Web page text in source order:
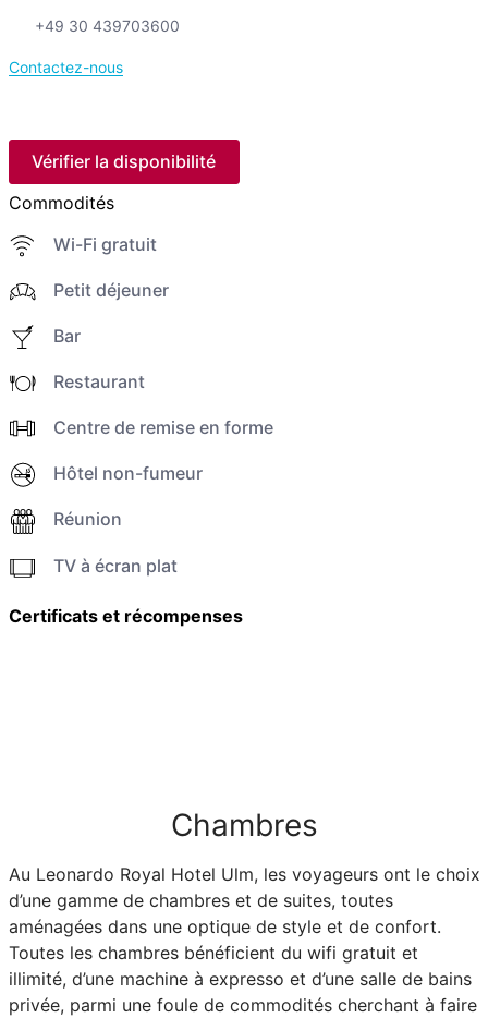
+49 30 439703600
Contactez-nous
Vérifier la disponibilité
Commodités
Wi-Fi gratuit
Petit déjeuner
Bar
Restaurant
Centre de remise en forme
Hôtel non-fumeur
Réunion
TV à écran plat
Certificats et récompenses
Chambres
Au Leonardo Royal Hotel Ulm, les voyageurs ont le choix
d’une gamme de chambres et de suites, toutes
aménagées dans une optique de style et de confort.
Toutes les chambres bénéficient du wifi gratuit et
illimité, d’une machine à expresso et d’une salle de bains
privée, parmi une foule de commodités cherchant à faire